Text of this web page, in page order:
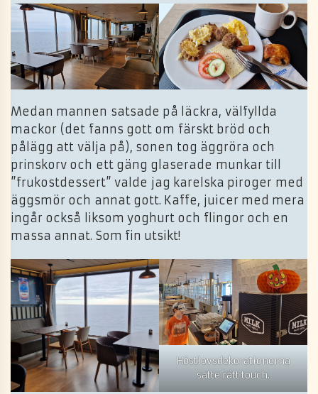
Medan mannen satsade på läckra, välfyllda
mackor (det fanns gott om färskt bröd och
pålägg att välja på), sonen tog äggröra och
prinskorv och ett gäng glaserade munkar till
”frukostdessert” valde jag karelska piroger med
äggsmör och annat gott. Kaffe, juicer med mera
ingår också liksom yoghurt och flingor och en
massa annat. Som fin utsikt!
Höstlovsdekorationerna
satte rätt touch.